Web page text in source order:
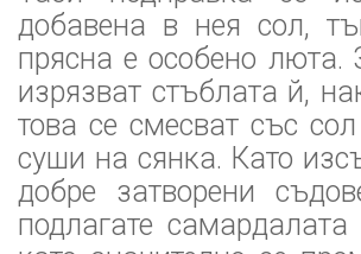
добавена в нея сол,
прясна е особено
изрязват стъблата й,
това се смесват със
суши на сянка. Като
добре затворени
подлагате